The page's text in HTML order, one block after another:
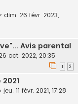
dim. 26 févr. 2023,
Avis parental
oct. 2022, 20:35
1 2
jeu. 11 févr. 2021, 17:28